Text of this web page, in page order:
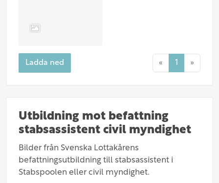
Ladda ned « 1 »
Utbildning mot befattning
stabsassistent civil myndighet
Bilder från Svenska Lottakårens
befattningsutbildning till stabsassistent i
Stabspoolen eller civil myndighet.